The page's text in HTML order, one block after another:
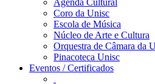
Agenda Cultural
Coro da Unisc
Escola de Música
Núcleo de Arte e Cultura
Orquestra de Câmara da
Pinacoteca Unisc
Eventos / Certificados